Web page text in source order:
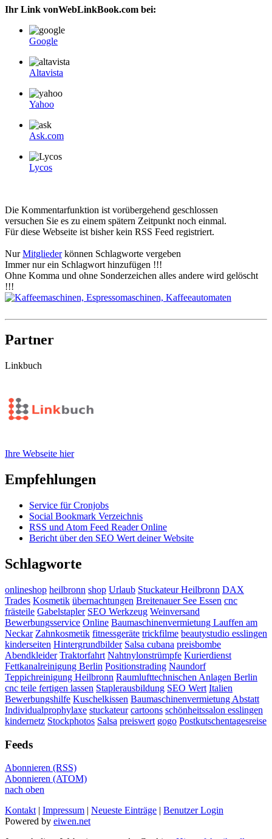
Ihr Link vonWebLinkBook.com bei:
Google
Altavista
Yahoo
Ask.com
Lycos
Die Kommentarfunktion ist vorübergehend geschlossen
versuchen Sie es zu einem spätern Zeitpunkt noch einmal.
Für diese Webseite ist bisher kein RSS Feed registriert.
NurMitgliederkönnen Schlagworte vergeben
Immer nur ein Schlagwort hinzufügen !!!
Ohne Komma und ohne Sonderzeichen alles andere wird gelöscht
!!!
Partner
Linkbuch
Ihre Webseite hier
Empfehlungen
Service für Cronjobs
Social Bookmark Verzeichnis
RSS und Atom Feed Reader Online
Bericht über den SEO Wert deiner Website
Schlagworte
onlineshop heilbronn shop Urlaub Stuckateur Heilbronn DAX
Trades Kosmetik übernachtungen Breitenauer See Essen cnc
frästeile Gabelstapler SEO Werkzeug Weinversand
Bewerbungsservice Online Baumaschinenvermietung Lauffen am
Neckar Zahnkosmetik fitnessgeräte trickfilme beautystudio esslingen
kinderseiten Hintergrundbilder Salsa cubana preisbombe
Abendkleider Traktorfahrt Nahtnylonstrümpfe Kurierdienst
Fettkanalreinigung Berlin Positionstrading Naundorf
Teppichreinigung Heilbronn Raumlufttechnischen Anlagen Berlin
cnc teile fertigen lassen Staplerausbildung SEO Wert Italien
Bewerbungshilfe Kuschelkissen Baumaschinenvermietung Abstatt
Individualprophylaxe stuckateur cartoons schönheitssalon esslingen
kindernetz Stockphotos Salsa preiswert gogo Postkutschentagesreise
Feeds
Abonnieren (RSS)
Abonnieren (ATOM)
nach oben
Kontakt | Impressum | Neueste Einträge | Benutzer Login
Powered by eiwen.net